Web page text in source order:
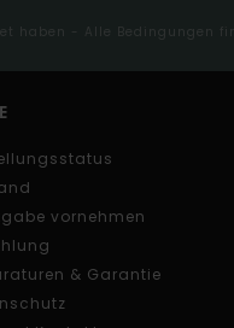
haben - Alle Bedingungen
vornehmen
& Garantie